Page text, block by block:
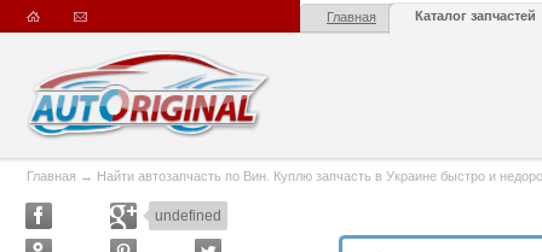
Главная Каталог запчастей
Главная → Найти автозапчасть по Вин. Куплю запчасть в Украине быстро и
undefined